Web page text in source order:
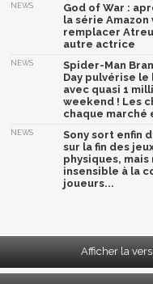
NEWS
God of War :
la série Amazon
remplacer
autre actrice
NEWS
Spider-Man
Day pulvérise le
avec quasi 1
weekend ! Les
chaque marché
NEWS
Sony sort enfin
sur la fin des
physiques, mais
insensible à la
joueurs...
Afficher la